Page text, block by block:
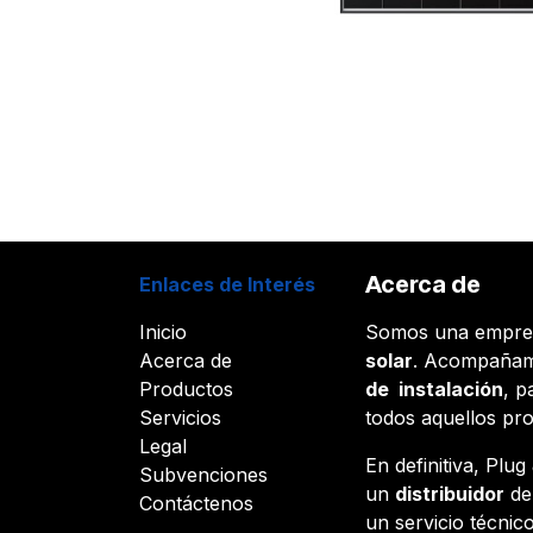
Enlaces de Interés
Inicio
Acerca de
Productos
Servicios
Legal
Subvenciones
Contáctenos
Acerca de
Somos una
solar.
de instalación,
todos aquellos
En definitiva,
un distribuidor de
un servicio